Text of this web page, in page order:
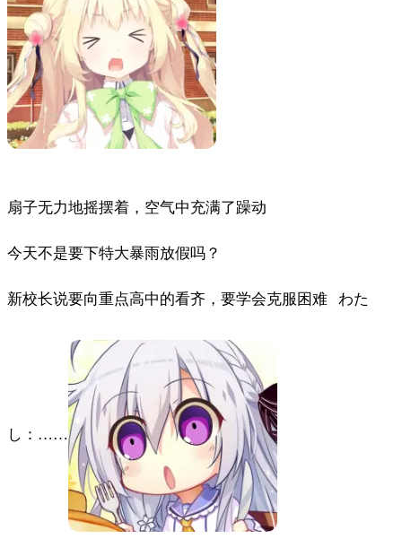
扇子无力地摇摆着，空气中充满了躁动
今天不是要下特大暴雨放假吗？
新校长说要向重点高中的看齐，要学会克服困难 わた
し：……